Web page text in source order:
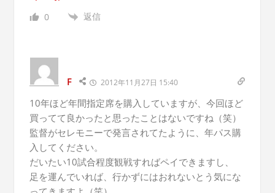
0 返信
F 2012年11月27日 15:40
10年ほど年間指定席を購入していますが、今回ほど
買ってて良かったと思ったことはないですね（笑）
監督がセレモニーで発言されてたように、年パス購
入してください。
だいたい10試合程度観戦すればペイできますし、
足を運んでいれば、行かずにはおれないとう気にな